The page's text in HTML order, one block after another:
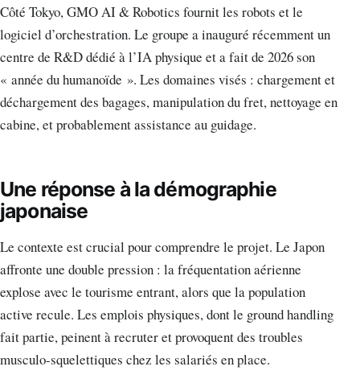
Côté Tokyo, GMO AI & Robotics fournit les robots et le
logiciel d’orchestration. Le groupe a inauguré récemment un
centre de R&D dédié à l’IA physique et a fait de 2026 son
« année du humanoïde ». Les domaines visés : chargement et
déchargement des bagages, manipulation du fret, nettoyage en
cabine, et probablement assistance au guidage.
Une réponse à la démographie
japonaise
Le contexte est crucial pour comprendre le projet. Le Japon
affronte une double pression : la fréquentation aérienne
explose avec le tourisme entrant, alors que la population
active recule. Les emplois physiques, dont le ground handling
fait partie, peinent à recruter et provoquent des troubles
musculo-squelettiques chez les salariés en place.